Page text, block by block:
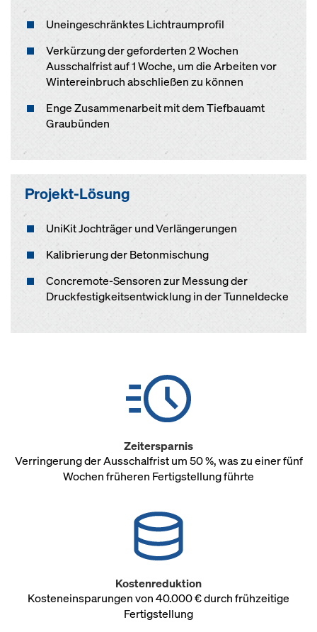
Uneingeschränktes Lichtraumprofil
Verkürzung der geforderten 2 Wochen
Ausschalfrist auf 1 Woche, um die Arbeiten vor
Wintereinbruch abschließen zu können
Enge Zusammenarbeit mit dem Tiefbauamt
Graubünden
Projekt-Lösung
UniKit Jochträger und Verlängerungen
Kalibrierung der Betonmischung
Concremote-Sensoren zur Messung der
Druckfestigkeitsentwicklung in der Tunneldecke
Zeitersparnis
Verringerung der Ausschalfrist um 50 %, was zu einer fünf
Wochen früheren Fertigstellung führte
Kostenreduktion
Kosteneinsparungen von 40.000 € durch frühzeitige
Fertigstellung